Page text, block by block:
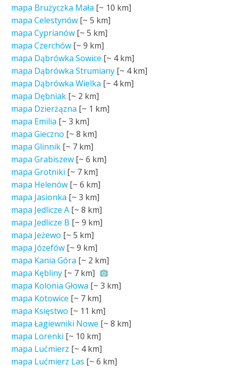
mapa Brużyczka Mała [~ 10 km]
mapa Celestynów [~5 km]
mapa Cyprianów [~5 km]
mapa Czerchów [~9 km]
mapa Dąbrówka Sowice [~ 4 km]
mapa Dąbrówka Strumiany [~ 4 km]
mapa Dąbrówka Wielka [~ 4 km]
mapa Dębniak [~ 2 km]
mapa Dzierżązna [~ 1 km]
mapa Emilia [~3 km]
mapa Gieczno [~8 km]
mapa Glinnik [~ 7 km]
mapa Grabiszew [~6 km]
mapa Grotniki [~ 7 km]
mapa Helenów [~6 km]
mapa Jasionka [~3 km]
mapa Jedlicze A [~8 km]
mapa Jedlicze B [~9 km]
mapa Jeżewo [~5 km]
mapa Józefów [~9 km]
mapa Kania Góra [~ 2 km]
mapa Kębliny [~ 7 km]
mapa Kolonia Głowa [~3 km]
mapa Kotowice [~ 7 km]
mapa Księstwo [~ 11 km]
mapa Łagiewniki Nowe [~8 km]
mapa Lorenki [~ 10 km]
mapa Lućmierz [~ 4 km]
mapa Lućmierz Las [~6 km]